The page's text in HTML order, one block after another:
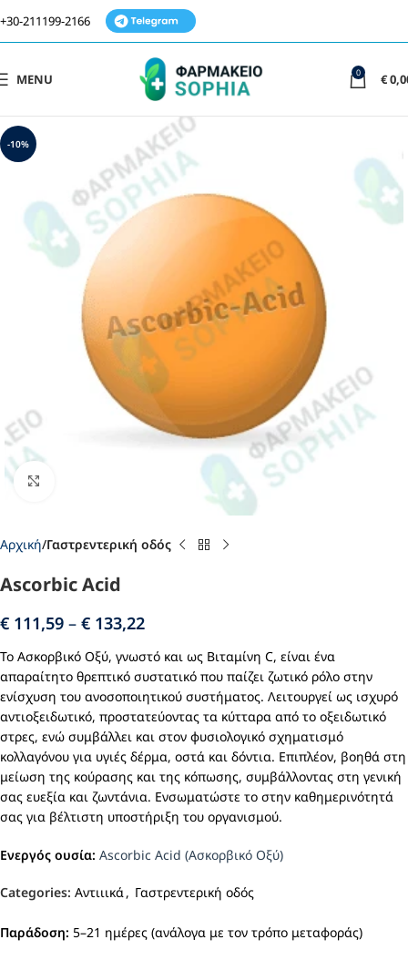
+30-211199-2166
MENU 0 €
-10%
Αρχική Γαστρεντερική οδός
Ascorbic Acid
€ 111,59 – € 133,22
Το Ασκορβικό Οξύ, γνωστό και ως Βιταμίνη C, είναι ένα
απαραίτητο θρεπτικό συστατικό που παίζει ζωτικό ρόλο στην
ενίσχυση του ανοσοποιητικού συστήματος. Λειτουργεί ως ισχυρό
αντιοξειδωτικό, προστατεύοντας τα κύτταρα από το οξειδωτικό
στρες, ενώ συμβάλλει και στον φυσιολογικό σχηματισμό
κολλαγόνου για υγιές δέρμα, οστά και δόντια. Επιπλέον, βοηθά στη
μείωση της κούρασης και της κόπωσης, συμβάλλοντας στη γενική
σας ευεξία και ζωντάνια. Ενσωματώστε το στην καθημερινότητά
σας για βέλτιστη υποστήριξη του οργανισμού.
Ενεργός ουσία: Ascorbic Acid (Ασκορβικό Οξύ)
Categories: Αντιιικά, Γαστρεντερική οδός
Παράδοση: 5–21 ημέρες (ανάλογα με τον τρόπο μεταφοράς)